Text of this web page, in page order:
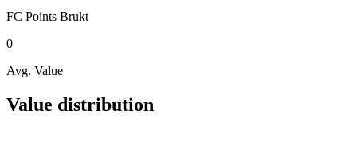
FC Points Brukt
0
Avg. Value
Value distribution